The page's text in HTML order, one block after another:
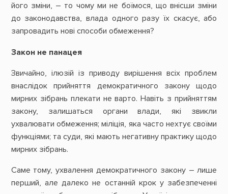
його зміни, – то чому ми не боїмося, що внісши зміни
до законодавства, влада одного разу їх скасує, або
запровадить нові способи обмеження?
Закон не панацея
Звичайно, ілюзій із приводу вирішення всіх проблем
внаслідок прийняття демократичного закону щодо
мирних зібрань плекати не варто. Навіть з прийняттям
закону, залишаться органи влади, які звикли
ухвалювати обмеження; міліція, яка часто нехтує своїми
функціями; та суди, які мають негативну практику щодо
мирних зібрань.
Саме тому, ухвалення демократичного закону – лише
перший, але далеко не останній крок у забезпеченні